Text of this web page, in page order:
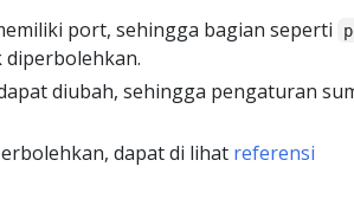
port, sehingga bagian seperti
diperbolehkan.
diubah, sehingga pengaturan
dapat di lihat referensi